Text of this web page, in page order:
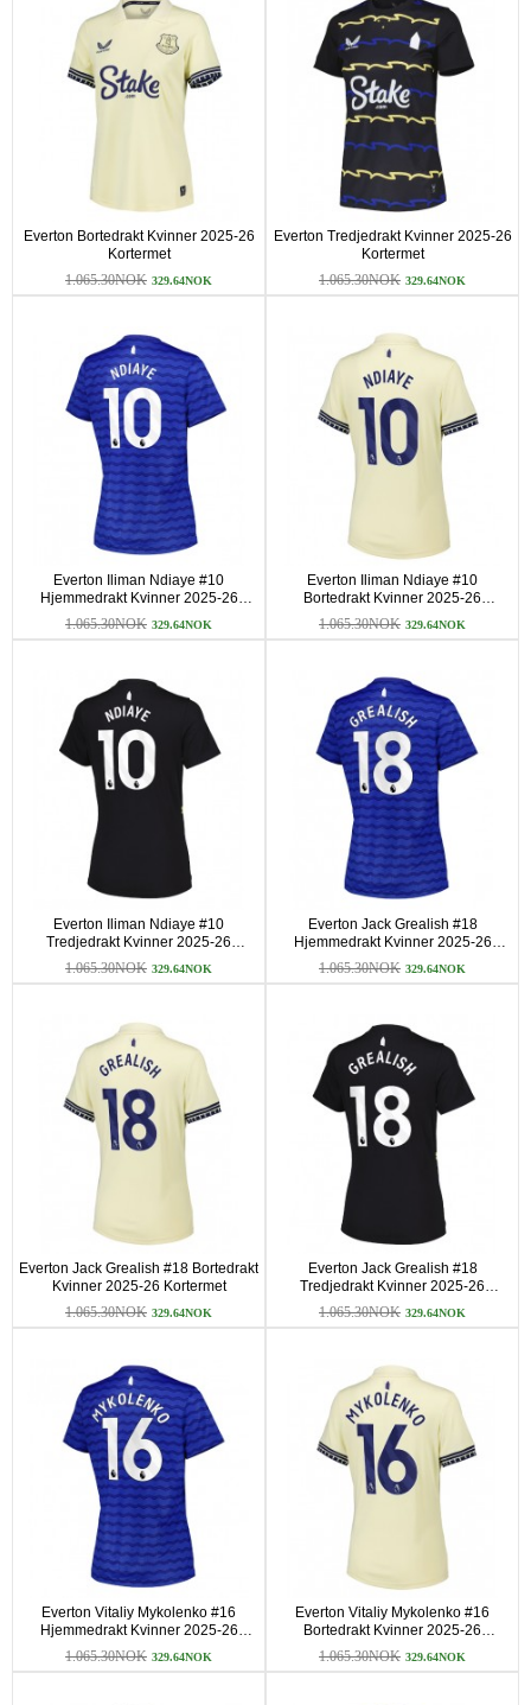
Everton Bortedrakt Kvinner 2025-26
Kortermet
1.065.30NOK 329.64NOK
Everton Tredjedrakt Kvinner 2025-26
Kortermet
1.065.30NOK 329.64NOK
Everton Iliman Ndiaye #10
Hjemmedrakt Kvinner 2025-26
Kortermet
1.065.30NOK 329.64NOK
Everton Iliman Ndiaye #10
Bortedrakt Kvinner 2025-26
Kortermet
1.065.30NOK 329.64NOK
Everton Iliman Ndiaye #10
Tredjedrakt Kvinner 2025-26
Kortermet
1.065.30NOK 329.64NOK
Everton Jack Grealish #18
Hjemmedrakt Kvinner 2025-26
Kortermet
1.065.30NOK 329.64NOK
Everton Jack Grealish #18 Bortedrakt
Kvinner 2025-26 Kortermet
1.065.30NOK 329.64NOK
Everton Jack Grealish #18
Tredjedrakt Kvinner 2025-26
Kortermet
1.065.30NOK 329.64NOK
Everton Vitaliy Mykolenko #16
Hjemmedrakt Kvinner 2025-26
Kortermet
1.065.30NOK 329.64NOK
Everton Vitaliy Mykolenko #16
Bortedrakt Kvinner 2025-26
Kortermet
1.065.30NOK 329.64NOK